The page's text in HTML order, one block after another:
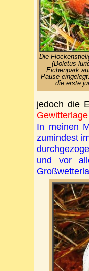
Die
(Boletus
Eichenpark
Pause
die erste
jedoch die
Gewitterlage
In meinen
zumindest
und vor